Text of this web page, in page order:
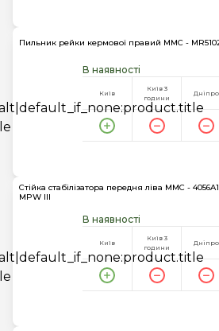
Пильник рейки кермової правий MMC -
В наявності
Київ
Київ 3
години
Дніпро
Стійка стабілізатора передня ліва MMC -
MPW III
В наявності
Київ
Київ 3
години
Дніпро